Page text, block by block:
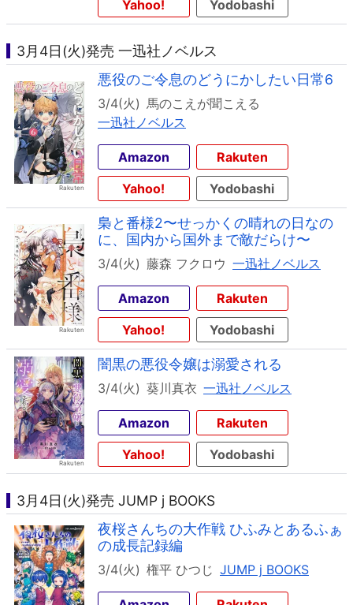
Yahoo! Yodobashi
3月4日(火)発売 一迅社ノベルス
悪役のご令息のどうにかしたい日常6
3/4(火) 馬のこえが聞こえる
一迅社ノベルス
Amazon
Rakuten
Yahoo!
Yodobashi
梟と番様2〜せっかくの晴れの日なの
に、国内から国外まで敵だらけ〜
3/4(火) 藤森 フクロウ 一迅社ノベルス
Amazon
Rakuten
Yahoo!
Yodobashi
闇黒の悪役令嬢は溺愛される
3/4(火) 葵川真衣 一迅社ノベルス
Amazon
Rakuten
Yahoo!
Yodobashi
3月4日(火)発売 JUMP j BOOKS
夜桜さんちの大作戦 ひふみとあるふぁ
の成長記録編
3/4(火) 権平 ひつじ JUMP j BOOKS